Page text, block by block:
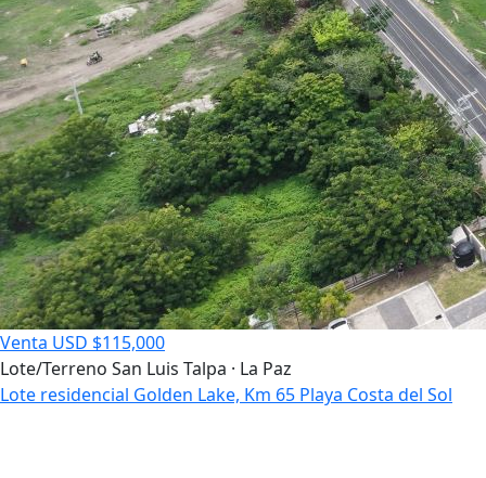
Venta USD $115,000
Lote/Terreno San Luis Talpa · La Paz
Lote residencial Golden Lake, Km 65 Playa Costa del Sol